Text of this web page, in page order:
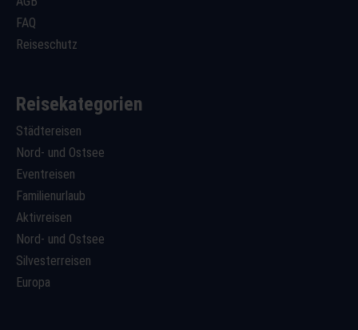
FAQ
Reiseschutz
Reisekategorien
Städtereisen
Nord- und Ostsee
Eventreisen
Familienurlaub
Aktivreisen
Nord- und Ostsee
Silvesterreisen
Europa